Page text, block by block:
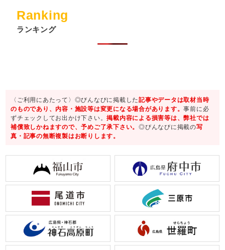
Ranking
ランキング
〈ご利用にあたって〉◎びんなびに掲載した記事やデータは取材当時
のものであり、内容・施設等は変更になる場合があります。事前に必
ずチェックしてお出かけ下さい。掲載内容による損害等は、弊社では
補償致しかねますので、予めご了承下さい。◎びんなびに掲載の写
真・記事の無断複製はお断りします。